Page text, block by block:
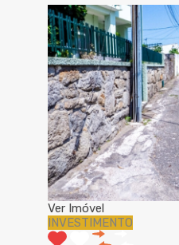
Ver Imóvel
INVESTIMENTO